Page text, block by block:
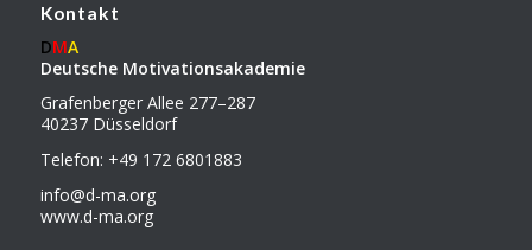
Kontakt
DMA
Deutsche Motivationsakademie
Grafenberger Allee 277–287
40237 Düsseldorf
Telefon: +49 172 6801883
info@d-ma.org
www.d-ma.org